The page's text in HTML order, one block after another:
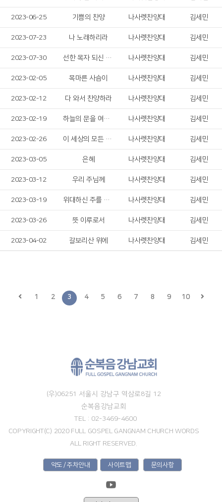
2023-06-25 기쁨의 찬양 나사렛찬양대 김세민
2023-07-23 나 노래하리라 나사렛찬양대 김세민
2023-07-30 선한 목자 되신 우리 주 나사렛찬양대 김세민
2023-02-05 목마른 사슴이 나사렛찬양대 김세민
2023-02-12 다 와서 찬양하라 나사렛찬양대 김세민
2023-02-19 하늘의 문을 여소서 나사렛찬양대 김세민
2023-02-26 이 세상의 모든 죄를 나사렛찬양대 김세민
2023-03-05 은혜 나사렛찬양대 김세민
2023-03-12 우리 주님께 나사렛찬양대 김세민
2023-03-19 위대하신 주를 찬양 나사렛찬양대 김세민
2023-03-26 뜻 이루로서 나사렛찬양대 김세민
2023-04-02 갈보리산 위에 나사렛찬양대 김세민
1 2 3 4 5 6 7 8 9 10
(우)06251 서울시 강남구 역삼로8길 12
순복음강남교회
TEL : 02-3469-4600
COPYRIGHT(C) 2020 FULL GOSPEL GANGNAM CHURCH WORDS
ALL RIGHT RESERVED.
약도 / 주차안내 사이트맵 문의사항